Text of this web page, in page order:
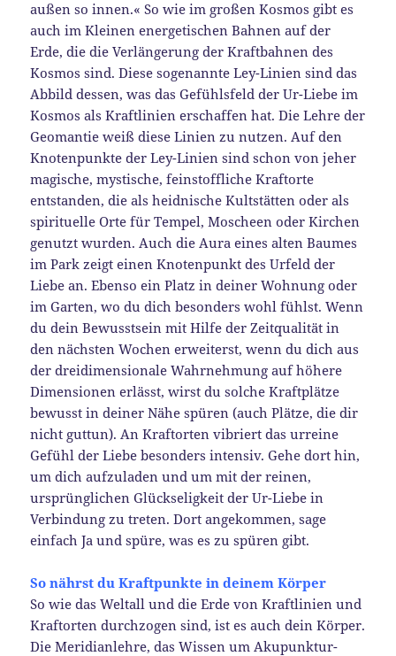
außen so innen.« So wie im großen Kosmos gibt es
auch im Kleinen energetischen Bahnen auf der
Erde, die die Verlängerung der Kraftbahnen des
Kosmos sind. Diese sogenannte Ley-Linien sind das
Abbild dessen, was das Gefühlsfeld der Ur-Liebe im
Kosmos als Kraftlinien erschaffen hat. Die Lehre der
Geomantie weiß diese Linien zu nutzen. Auf den
Knotenpunkte der Ley-Linien sind schon von jeher
magische, mystische, feinstoffliche Kraftorte
entstanden, die als heidnische Kultstätten oder als
spirituelle Orte für Tempel, Moscheen oder Kirchen
genutzt wurden. Auch die Aura eines alten Baumes
im Park zeigt einen Knotenpunkt des Urfeld der
Liebe an. Ebenso ein Platz in deiner Wohnung oder
im Garten, wo du dich besonders wohl fühlst. Wenn
du dein Bewusstsein mit Hilfe der Zeitqualität in
den nächsten Wochen erweiterst, wenn du dich aus
der dreidimensionale Wahrnehmung auf höhere
Dimensionen erlässt, wirst du solche Kraftplätze
bewusst in deiner Nähe spüren (auch Plätze, die dir
nicht guttun). An Kraftorten vibriert das urreine
Gefühl der Liebe besonders intensiv. Gehe dort hin,
um dich aufzuladen und um mit der reinen,
ursprünglichen Glückseligkeit der Ur-Liebe in
Verbindung zu treten. Dort angekommen, sage
einfach Ja und spüre, was es zu spüren gibt.
So nährst du Kraftpunkte in deinem Körper
So wie das Weltall und die Erde von Kraftlinien und
Kraftorten durchzogen sind, ist es auch dein Körper.
Die Meridianlehre, das Wissen um Akupunktur-